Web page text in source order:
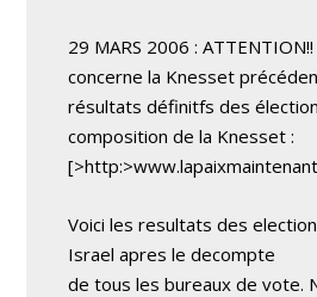
29 MARS 2006 :
concerne la Knesset
résultats définitfs des
composition de la Knesset :
Voici les resultats des
Israel apres le decompte
de tous les bureaux de vote.